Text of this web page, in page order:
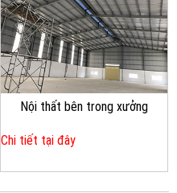
Nội thất bên trong xưởng
Chi tiết tại đây